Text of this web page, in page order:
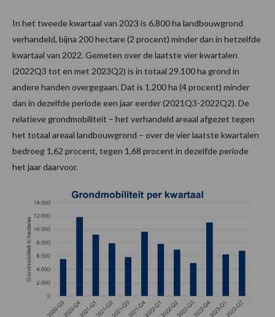
In het tweede kwartaal van 2023 is 6.800 ha landbouwgrond
verhandeld, bijna 200 hectare (2 procent) minder dan in hetzelfde
kwartaal van 2022. Gemeten over de laatste vier kwartalen
(2022Q3 tot en met 2023Q2) is in totaal 29.100 ha grond in
andere handen overgegaan. Dat is 1.200 ha (4 procent) minder
dan in dezelfde periode een jaar eerder (2021Q3-2022Q2). De
relatieve grondmobiliteit – het verhandeld areaal afgezet tegen
het totaal areaal landbouwgrond – over de vier laatste kwartalen
bedroeg 1,62 procent, tegen 1,68 procent in dezelfde periode
het jaar daarvoor.